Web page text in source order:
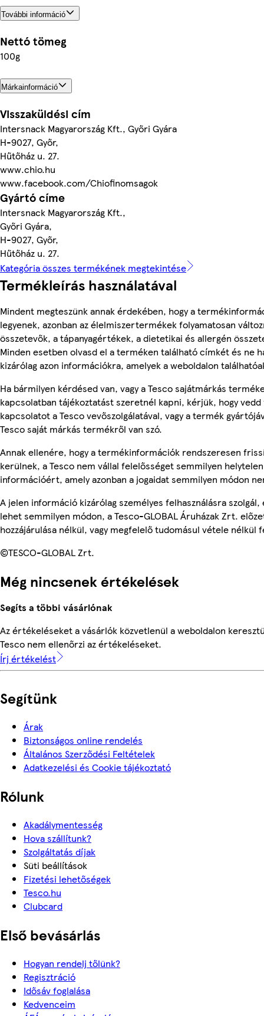
További információ
Nettó tömeg
100g
Márkainformáció
Visszaküldési cím
Intersnack Magyarország Kft., Győri Gyára
H-9027, Győr,
Hűtőház u. 27.
www.chio.hu
www.facebook.com/Chiofinomsagok
Gyártó címe
Intersnack Magyarország Kft.,
Győri Gyára,
H-9027, Győr,
Hűtőház u. 27.
Kategória összes termékének megtekintése
Termékleírás használatával
Mindent megteszünk annak érdekében, hogy a
legyenek, azonban az élelmiszertermékek folyamatosan
összetevők, a tápanyagértékek, a dietetikai és allergén
Minden esetben olvasd el a terméken található címkét és ne
kizárólag azon információkra, amelyek a weboldalon
Ha bármilyen kérdésed van, vagy a Tesco sajátmárkás
kapcsolatban tájékoztatást szeretnél kapni, kérjük, hogy vedd
kapcsolatot a Tesco vevőszolgálatával, vagy a termék
Tesco saját márkás termékről van szó.
Annak ellenére, hogy a termékinformációk rendszeresen
kerülnek, a Tesco nem vállal felelősséget semmilyen helytelen
információért, amely azonban a jogaidat semmilyen módon
A jelen információ kizárólag személyes felhasználásra szolgál,
lehet semmilyen módon, a Tesco-GLOBAL Áruházak Zrt.
hozzájárulása nélkül, vagy megfelelő tudomásul vétele nélkül
©TESCO-GLOBAL Zrt.
Még nincsenek értékelések
Segíts a többi vásárlónak
Az értékeléseket a vásárlók közvetlenül a weboldalon
Tesco nem ellenőrzi az értékeléseket.
Írj értékelést
Segítünk
Árak
Biztonságos online rendelés
Általános Szerződési Feltételek
Adatkezelési és Cookie tájékoztató
Rólunk
Akadálymentesség
Hova szállítunk?
Szolgáltatás díjak
Süti beállítások
Fizetési lehetőségek
Tesco.hu
Clubcard
Első bevásárlás
Hogyan rendelj tőlünk?
Regisztráció
Idősáv foglalása
Kedvenceim